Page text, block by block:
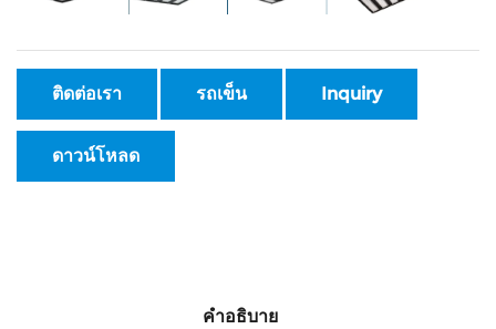
ติดต่อเรา รถเข็น Inquiry
ดาวน์โหลด
คำอธิบาย